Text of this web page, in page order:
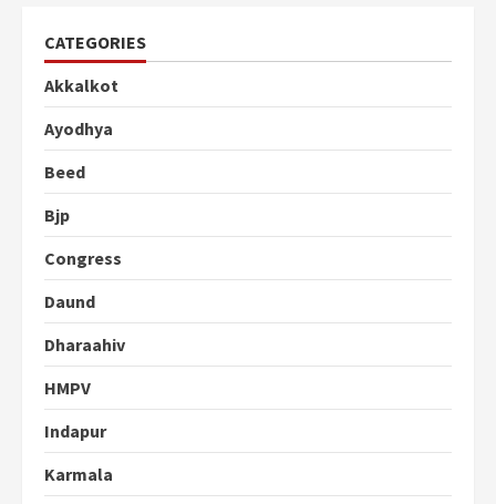
CATEGORIES
Akkalkot
Ayodhya
Beed
Bjp
Congress
Daund
Dharaahiv
HMPV
Indapur
Karmala